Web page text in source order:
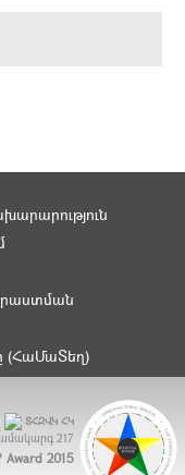
(ՀաՄաՏեղ)
ՏՀԶՎԿ ՀԿ
217
2015